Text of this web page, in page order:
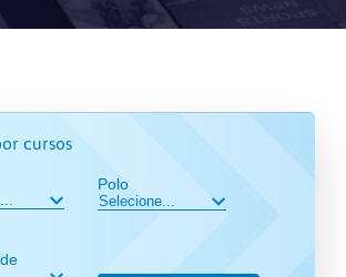
cursos
Polo